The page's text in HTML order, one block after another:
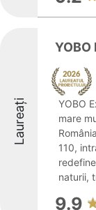
Laureați
YOBO
mare
110,
naturii,
9.9